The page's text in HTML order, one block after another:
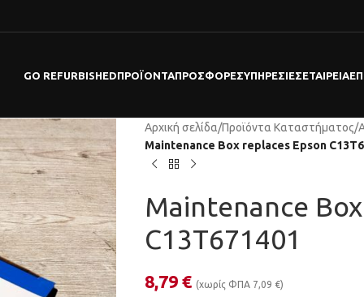
GO REFURBISHEDΠΡΟΪΌΝΤΑΠΡΟΣΦΟΡΕΣΥΠΗΡΕΣΊΕΣΕΤΑΙΡΕΊΑ
Αρχική σελίδα/Προϊόντα Καταστήματος/
Maintenance Box replaces Epson
Maintenance
C13T671401
8,79 € (χωρίς ΦΠΑ 7,09 €)